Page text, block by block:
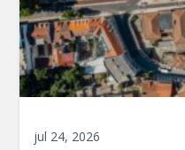
jul 24, 2026